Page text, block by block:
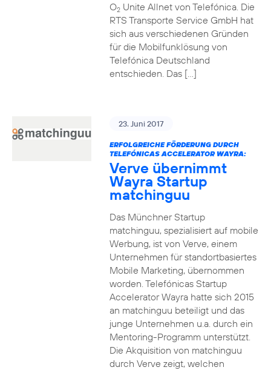
O2Unite Allnet von Telefónica. Die
RTS Transporte Service GmbH hat
sich aus verschiedenen Gründen
für die Mobilfunklösung von
Telefónica Deutschland
entschieden. Das […]
23. Juni 2017
ERFOLGREICHE FÖRDERUNG DURCH
TELEFÓNICAS ACCELERATOR WAYRA:
Verve übernimmt
Wayra Startup
matchinguu
Das Münchner Startup
matchinguu, spezialisiert auf mobile
Werbung, ist von Verve, einem
Unternehmen für standortbasiertes
Mobile Marketing, übernommen
worden. Telefónicas Startup
Accelerator Wayra hatte sich 2015
an matchinguu beteiligt und das
junge Unternehmen u.a. durch ein
Mentoring-Programm unterstützt.
Die Akquisition von matchinguu
durch Verve zeigt, welchen